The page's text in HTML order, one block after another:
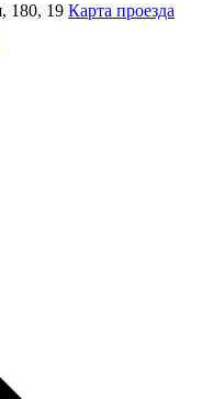
180, 19 Карта проезда